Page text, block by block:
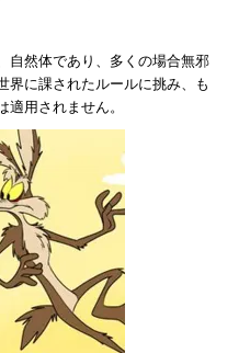
自然体であり、多くの場合無邪
界に課されたルールに挑み、も
用されません。